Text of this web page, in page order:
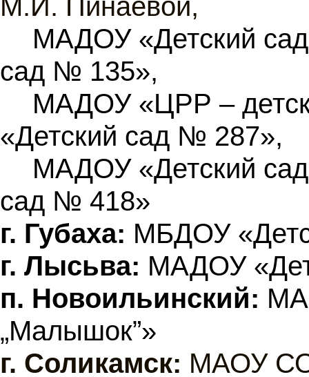
МАДОУ «Детский
сад № 135»,
МАДОУ «ЦРР –
«Детский сад № 287»,
МАДОУ «Детский
сад № 418»
г. Губаха: МБДОУ
г. Лысьва: МАДОУ
п. Новоильинский:
„Малышок”»
г. Соликамск: МАОУ